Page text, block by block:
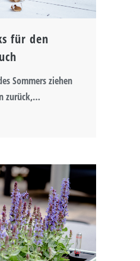
für den
Sommers ziehen
zurück,…